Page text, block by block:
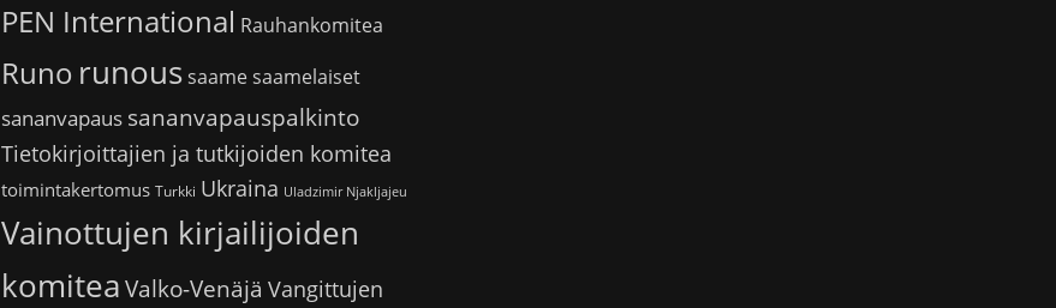
PEN International Rauhankomitea
Runo runoussaamesaamelaiset
sananvapaus sananvapauspalkinto
Tietokirjoittajien ja tutkijoiden komitea
toimintakertomus Turkki Ukraina Uladzimir Njakljajeu
Vainottujen kirjailijoiden
komitea Valko-Venäjä Vangittujen